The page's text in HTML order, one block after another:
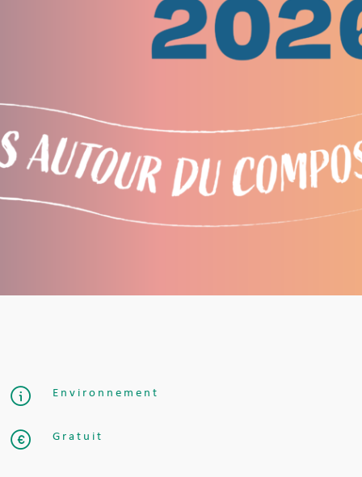
Environnement
Gratuit